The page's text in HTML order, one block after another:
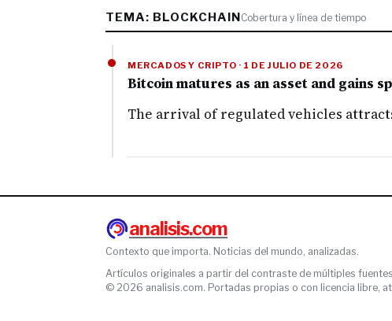
TEMA: BLOCKCHAINCobertura y línea de tiempo
MERCADOS Y CRIPTO · 1 DE JULIO DE 2026
Bitcoin matures as an asset and gains
The arrival of regulated vehicles
analisis.com
Contexto que importa. Noticias del mundo, analizadas.
Artículos originales a partir del contraste de múltiples
© 2026 analisis.com. Portadas propias o con licencia libre,